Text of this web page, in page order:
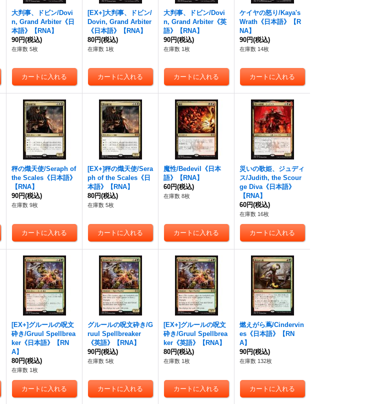
大判事、ドビン/Dovi
n, Grand Arbiter《日
本語》【RNA】
90円(税込)
在庫数 5枚
[EX+]大判事、ドビン/
Dovin, Grand Arbiter
《日本語》【RNA】
80円(税込)
在庫数 1枚
大判事、ドビン/Dovi
n, Grand Arbiter《英
語》【RNA】
90円(税込)
在庫数 1枚
ケイヤの怒り/Kaya's
Wrath《日本語》【R
NA】
90円(税込)
在庫数 14枚
秤の熾天使/Seraph of
the Scales《日本語》
【RNA】
90円(税込)
在庫数 9枚
[EX+]秤の熾天使/Sera
ph of the Scales《日
本語》【RNA】
80円(税込)
在庫数 5枚
魔性/Bedevil《日本
語》【RNA】
60円(税込)
在庫数 8枚
災いの歌姫、ジュディ
ス/Judith, the Scour
ge Diva《日本語》
【RNA】
60円(税込)
在庫数 16枚
[EX+]グルールの呪文
砕き/Gruul Spellbrea
ker《日本語》【RN
A】
80円(税込)
在庫数 1枚
グルールの呪文砕き/G
ruul Spellbreaker
《英語》【RNA】
90円(税込)
在庫数 5枚
[EX+]グルールの呪文
砕き/Gruul Spellbrea
ker《英語》【RNA】
80円(税込)
在庫数 1枚
燃えがら蔦/Cindervin
es《日本語》【RN
A】
90円(税込)
在庫数 132枚